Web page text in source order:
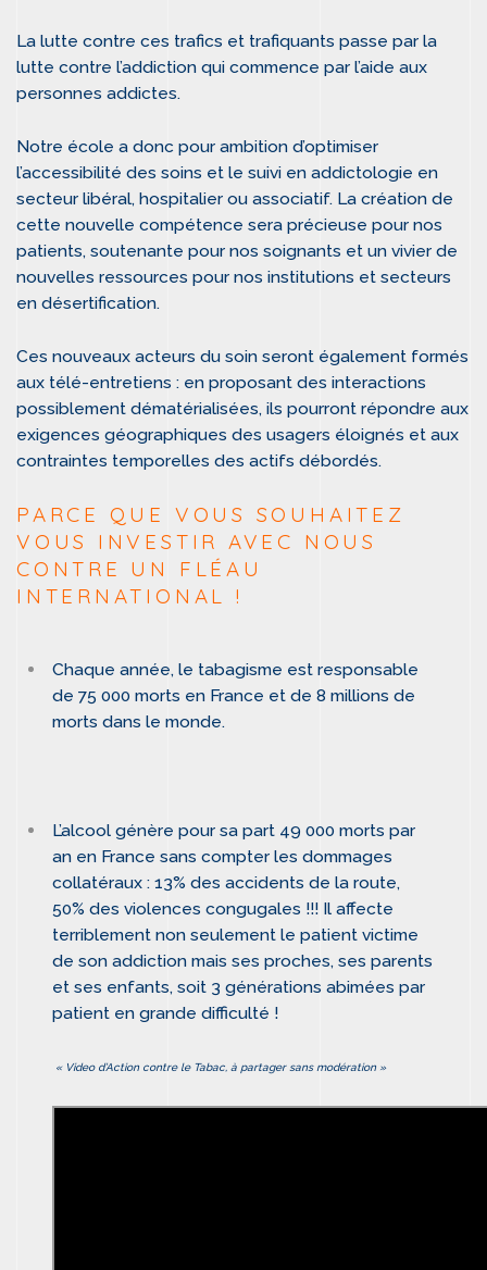
La lutte contre ces trafics et trafiquants passe par la
lutte contre l’addiction qui commence par l’aide aux
personnes addictes.
Notre école a donc pour ambition d’optimiser
l’accessibilité des soins et le suivi en addictologie en
secteur libéral, hospitalier ou associatif. La création de
cette nouvelle compétence sera précieuse pour nos
patients, soutenante pour nos soignants et un vivier de
nouvelles ressources pour nos institutions et secteurs
en désertification.
Ces nouveaux acteurs du soin seront également formés
aux télé-entretiens : en proposant des interactions
possiblement dématérialisées, ils pourront répondre aux
exigences géographiques des usagers éloignés et aux
contraintes temporelles des actifs débordés.
PARCE QUE VOUS SOUHAITEZ
VOUS INVESTIR AVEC NOUS
CONTRE UN FLÉAU
INTERNATIONAL !
Chaque année, le tabagisme est responsable
de 75 000 morts en France et de 8 millions de
morts dans le monde.
L’alcool génère pour sa part 49 000 morts par
an en France sans compter les dommages
collatéraux : 13% des accidents de la route,
50% des violences congugales !!! Il affecte
terriblement non seulement le patient victime
de son addiction mais ses proches, ses parents
et ses enfants, soit 3 générations abimées par
patient en grande difficulté !
« Video d’Action contre le Tabac, à partager sans modération »